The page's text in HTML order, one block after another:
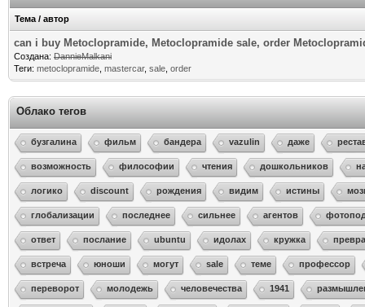
Тема / автор
can i buy Metoclopramide, Metoclopramide sale, order
Создана: DannieMalkani
Теги: metoclopramide mastercar, sale order
Облако тегов
бузгалина фильм бандера vazulin даже
возможность философии чтения дошкольников
логико discount рождения видим истины
глобализации последнее сильнее агентов
ответ послание ubuntu идолах кружка
встреча юноши могут sale теме профессор
переворот молодежь человечества 1941